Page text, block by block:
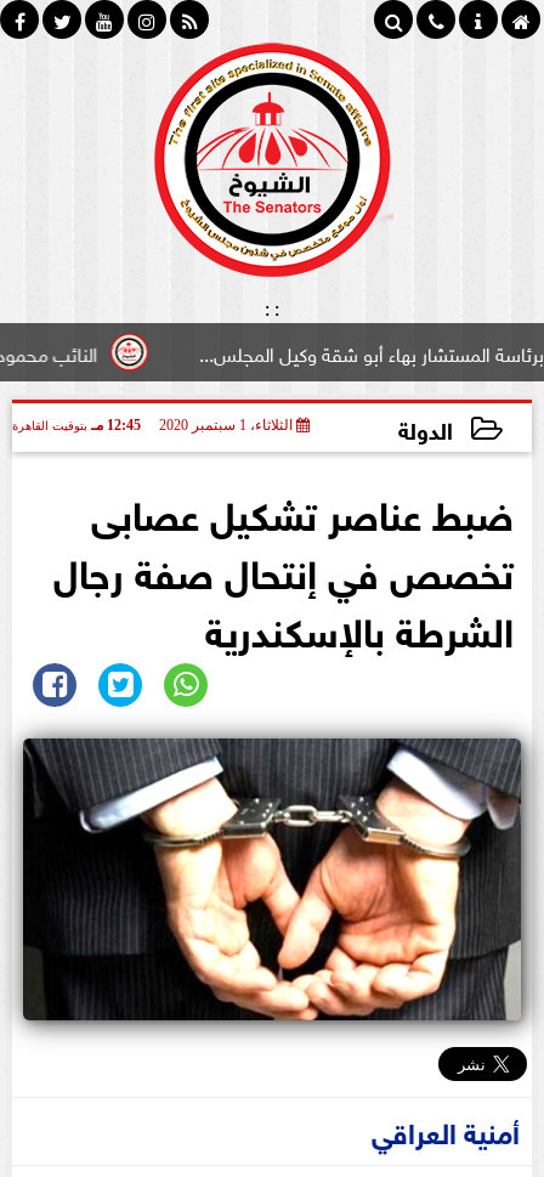
:
:
النائب محمود
بهاء أبو شقة وكيل المجلس...
الدولة الثلاثاء، 1 سبتمبر 2020 12:45 مـ بتوقيت القاهرة
ضبط عناصر تشكيل عصابى
تخصص في إنتحال صفة رجال
الشرطة بالإسكندرية
أمنية العراقي